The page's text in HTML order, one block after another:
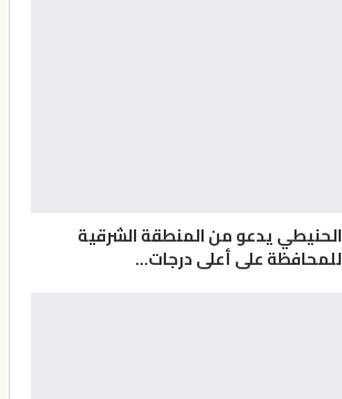
الحنيطي يدعو من المنطقة الشرقية
للمحافظة على أعلى درجات…